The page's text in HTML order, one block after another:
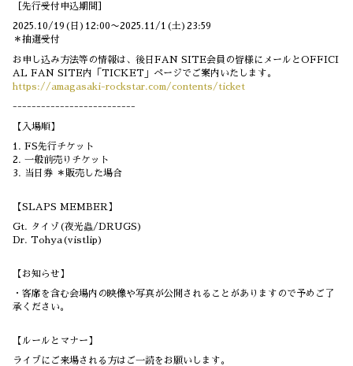
［先行受付申込期間］
2025.10/19(日)12:00〜2025.11/1(土)23:59
＊抽選受付
お申し込み方法等の情報は、後日FAN SITE会員の皆様にメールとOFFICI
AL FAN SITE内「TICKET」ページでご案内いたします。
https://amagasaki-rockstar.com/contents/ticket
--------------------------
【入場順】
1. FS先行チケット
2. 一般前売りチケット
3. 当日券 ＊販売した場合
【SLAPS MEMBER】
Gt. タイゾ(夜光蟲/DRUGS)
Dr. Tohya(vistlip)
【お知らせ】
・客席を含む会場内の映像や写真が公開されることがありますので予めご了
承ください。
【ルールとマナー】
ライブにご来場される方はご一読をお願いします。